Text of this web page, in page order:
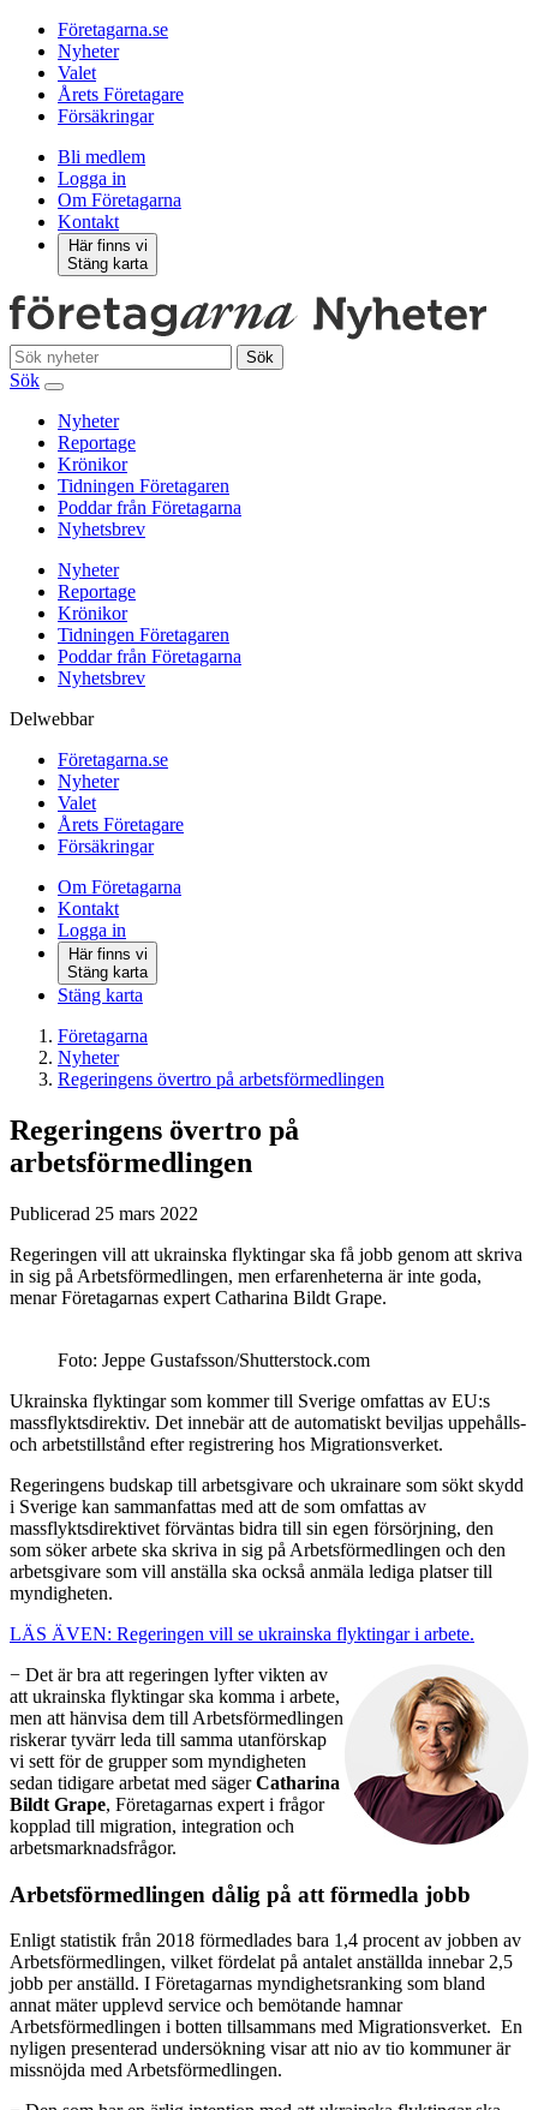
Företagarna.se
Nyheter
Valet
Årets Företagare
Försäkringar
Bli medlem
Logga in
Om Företagarna
Kontakt
Här finns vi
Stäng karta
Sök
Sök
Nyheter
Reportage
Krönikor
Tidningen Företagaren
Poddar från Företagarna
Nyhetsbrev
Nyheter
Reportage
Krönikor
Tidningen Företagaren
Poddar från Företagarna
Nyhetsbrev
Delwebbar
Företagarna.se
Nyheter
Valet
Årets Företagare
Försäkringar
Om Företagarna
Kontakt
Logga in
Här finns vi
Stäng karta
Stäng karta
Företagarna
Nyheter
Regeringens övertro på arbetsförmedlingen
Regeringens övertro på
arbetsförmedlingen
Publicerad 25 mars 2022
Regeringen vill att ukrainska flyktingar ska få jobb genom att skriva
in sig på Arbetsförmedlingen, men erfarenheterna är inte goda,
menar Företagarnas expert Catharina Bildt Grape.
Foto: Jeppe Gustafsson/Shutterstock.com
Ukrainska flyktingar som kommer till Sverige omfattas av EU:s
massflyktsdirektiv. Det innebär att de automatiskt beviljas uppehålls-
och arbetstillstånd efter registrering hos Migrationsverket.
Regeringens budskap till arbetsgivare och ukrainare som sökt skydd
i Sverige kan sammanfattas med att de som omfattas av
massflyktsdirektivet förväntas bidra till sin egen försörjning, den
som söker arbete ska skriva in sig på Arbetsförmedlingen och den
arbetsgivare som vill anställa ska också anmäla lediga platser till
myndigheten.
LÄS ÄVEN: Regeringen vill se ukrainska flyktingar i arbete.
− Det är bra att regeringen lyfter vikten av
att ukrainska flyktingar ska komma i arbete,
men att hänvisa dem till Arbetsförmedlingen
riskerar tyvärr leda till samma utanförskap
vi sett för de grupper som myndigheten
sedan tidigare arbetat med sägerCatharina
Bildt Grape, Företagarnas expert i frågor
kopplad till migration, integration och
arbetsmarknadsfrågor.
Arbetsförmedlingen dålig på att förmedla jobb
Enligt statistik från 2018 förmedlades bara 1,4 procent av jobben av
Arbetsförmedlingen, vilket fördelat på antalet anställda innebar 2,5
jobb per anställd. I Företagarnas myndighetsranking som bland
annat mäter upplevd service och bemötande hamnar
Arbetsförmedlingen i botten tillsammans med Migrationsverket. En
nyligen presenterad undersökning visar att nio av tio kommuner är
missnöjda med Arbetsförmedlingen.